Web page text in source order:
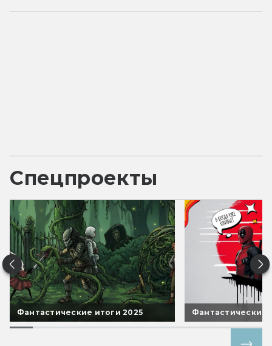
Спецпроекты
Фантастические итоги 2025 Фантастические